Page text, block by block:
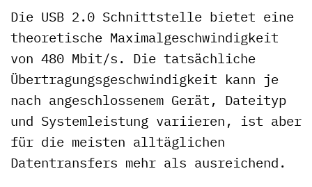
Die USB 2.0 Schnittstelle bietet eine
theoretische Maximalgeschwindigkeit
von 480 Mbit/s. Die tatsächliche
Übertragungsgeschwindigkeit kann je
nach angeschlossenem Gerät, Dateityp
und Systemleistung variieren, ist aber
für die meisten alltäglichen
Datentransfers mehr als ausreichend.